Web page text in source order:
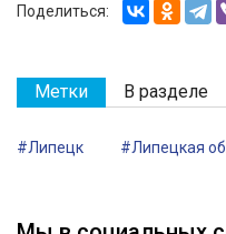
Поделиться:
Метки В разделе
#Липецк #Липецкая